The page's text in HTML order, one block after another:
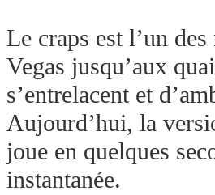
Le craps est l’un
Vegas jusqu’aux
s’entrelacent et
Aujourd’hui, la
joue en quelques
instantanée.